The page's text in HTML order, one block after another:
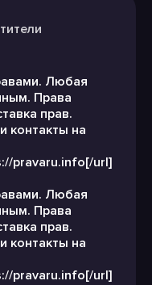
Любая
Права
прав.
контакты на
pravaru.info[/url]
Любая
Права
прав.
контакты на
pravaru.info[/url]